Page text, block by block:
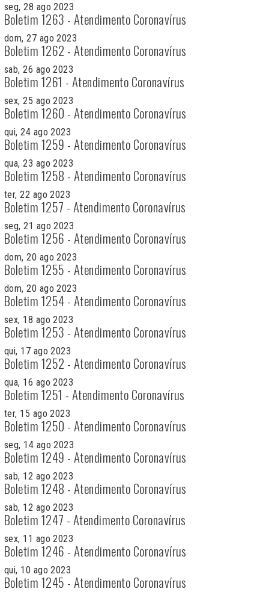
seg, 28 ago 2023
Boletim 1263 - Atendimento Coronavírus
dom, 27 ago 2023
Boletim 1262 - Atendimento Coronavírus
sab, 26 ago 2023
Boletim 1261 - Atendimento Coronavírus
sex, 25 ago 2023
Boletim 1260 - Atendimento Coronavírus
qui, 24 ago 2023
Boletim 1259 - Atendimento Coronavírus
qua, 23 ago 2023
Boletim 1258 - Atendimento Coronavírus
ter, 22 ago 2023
Boletim 1257 - Atendimento Coronavírus
seg, 21 ago 2023
Boletim 1256 - Atendimento Coronavírus
dom, 20 ago 2023
Boletim 1255 - Atendimento Coronavírus
dom, 20 ago 2023
Boletim 1254 - Atendimento Coronavírus
sex, 18 ago 2023
Boletim 1253 - Atendimento Coronavírus
qui, 17 ago 2023
Boletim 1252 - Atendimento Coronavírus
qua, 16 ago 2023
Boletim 1251 - Atendimento Coronavírus
ter, 15 ago 2023
Boletim 1250 - Atendimento Coronavírus
seg, 14 ago 2023
Boletim 1249 - Atendimento Coronavírus
sab, 12 ago 2023
Boletim 1248 - Atendimento Coronavírus
sab, 12 ago 2023
Boletim 1247 - Atendimento Coronavírus
sex, 11 ago 2023
Boletim 1246 - Atendimento Coronavírus
qui, 10 ago 2023
Boletim 1245 - Atendimento Coronavírus